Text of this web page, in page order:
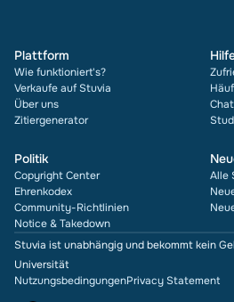
Plattform
Wie funktioniert's?
Verkaufe auf Stuvia
Über uns
Zitiergenerator
Politik
Copyright Center
Ehrenkodex
Community-Richtlinien
Notice & Takedown
Alle
Stuvia ist unabhängig und bekommt kein
Universität
NutzungsbedingungenPrivacy Statement